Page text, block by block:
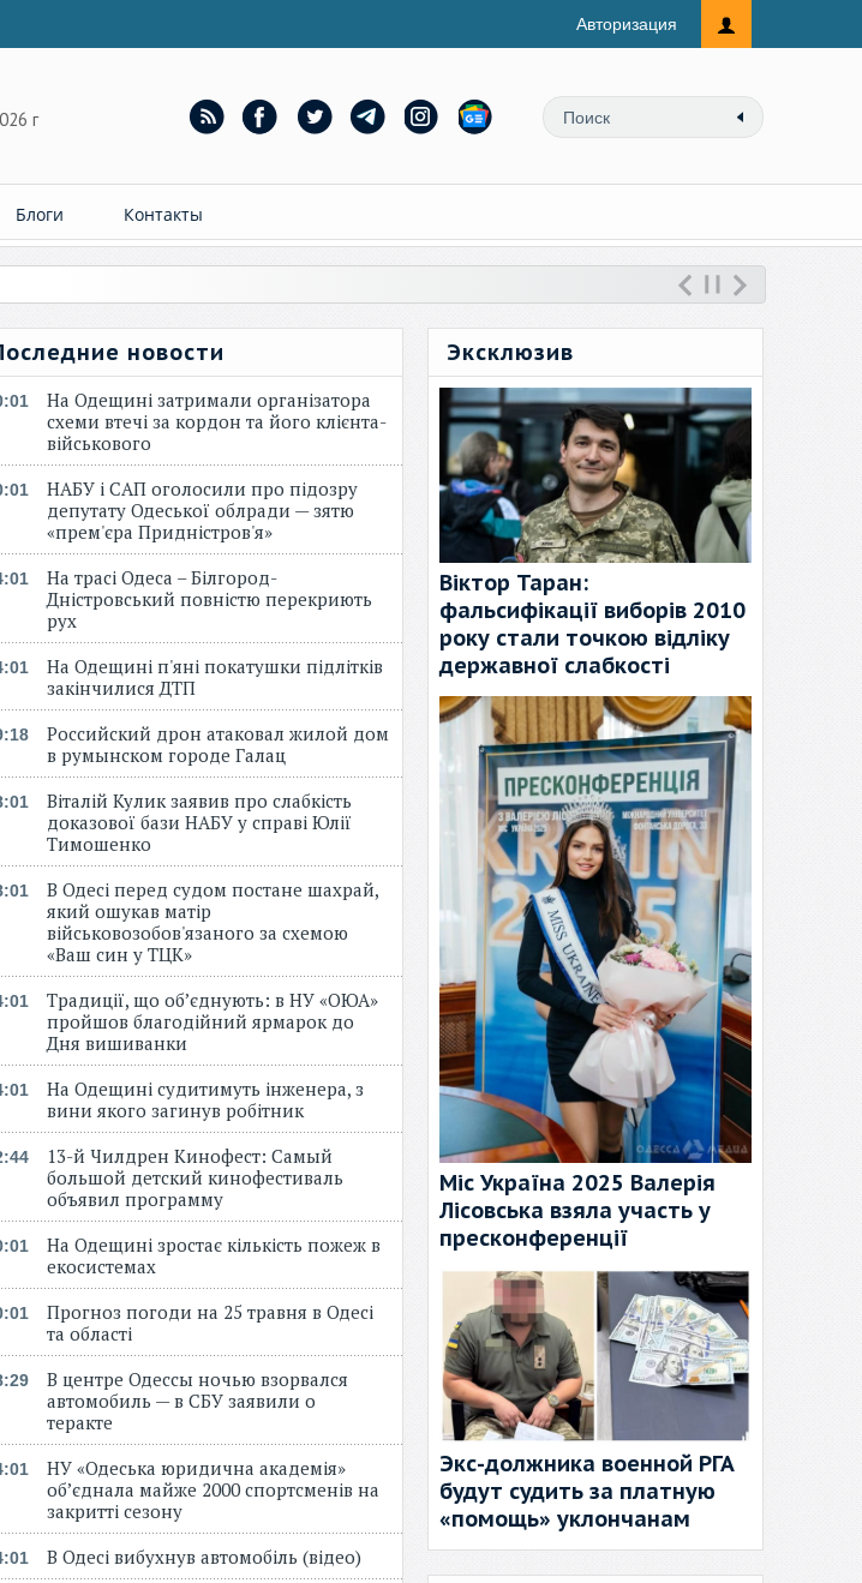
Авторизация
г
Блоги Контакты
новости
На Одещині затримали організатора
схеми втечі за кордон та його клієнта-
військового
НАБУ і САП оголосили про підозру
депутату Одеської облради — зятю
«прем'єра Придністров'я»
На трасі Одеса – Білгород-
Дністровський повністю перекриють
рух
На Одещині п'яні покатушки підлітків
закінчилися ДТП
Российский дрон атаковал жилой дом
в румынском городе Галац
Віталій Кулик заявив про слабкість
доказової бази НАБУ у справі Юлії
Тимошенко
В Одесі перед судом постане шахрай,
який ошукав матір
військовозобов'язаного за схемою
«Ваш син у ТЦК»
Традиції, що об’єднують: в НУ «ОЮА»
пройшов благодійний ярмарок до
Дня вишиванки
На Одещині судитимуть інженера, з
вини якого загинув робітник
13-й Чилдрен Кинофест: Самый
большой детский кинофестиваль
объявил программу
На Одещині зростає кількість пожеж в
екосистемах
Прогноз погоди на 25 травня в Одесі
та області
В центре Одессы ночью взорвался
автомобиль — в СБУ заявили о
теракте
НУ «Одеська юридична академія»
об’єднала майже 2000 спортсменів на
закритті сезону
В Одесі вибухнув автомобіль (відео)
Эксклюзив
Віктор Таран:
фальсифікації виборів 2010
року стали точкою відліку
державної слабкості
Міс Україна 2025 Валерія
Лісовська взяла участь у
пресконференції
Экс-должника военной РГА
будут судить за платную
«помощь» уклончанам